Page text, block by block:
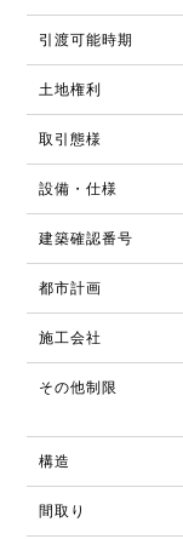
引渡可能時期
土地権利
取引態様
設備・仕様
建築確認番号
都市計画
施工会社
その他制限
構造
間取り